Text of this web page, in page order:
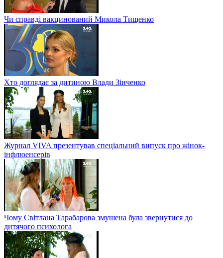
Чи справді вакцинований Микола Тищенко
Хто доглядає за дитиною Влади Зінченко
Журнал VIVA презентував спеціальний випуск про жінок-
інфлюенсерів
Чому Світлана Тарабарова змушена була звернутися до
дитячого психолога